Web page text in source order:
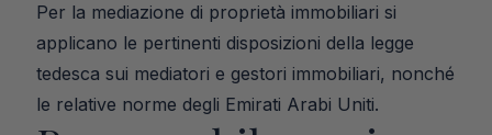
Per la mediazione di proprietà immobiliari si
applicano le pertinenti disposizioni della legge
tedesca sui mediatori e gestori immobiliari, nonché
le relative norme degli Emirati Arabi Uniti.